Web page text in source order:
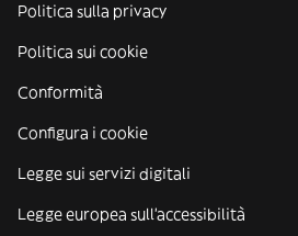
Politica sulla privacy
Politica sui cookie
Conformità
Configura i cookie
Legge sui servizi digitali
Legge europea sull'accessibilità